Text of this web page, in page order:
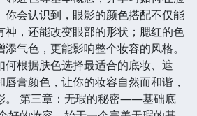
你会认识到，眼影的颜色搭配不仅能
神，还能改变眼部的形状；腮红的色
气色，更能影响整个妆容的风格。
何根据肤色选择最适合的底妆、遮
膏颜色，让你的妆容自然而和谐，
。 第三章：无瑕的秘密——基础底